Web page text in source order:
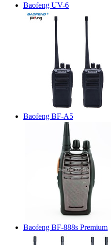
Baofeng UV-6
Baofeng BF-A5
Baofeng BF-888s Premium